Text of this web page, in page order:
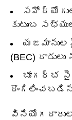
కుటుంబ
(BEC)
భూగర్భ